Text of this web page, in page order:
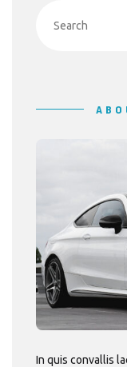
In quis convallis